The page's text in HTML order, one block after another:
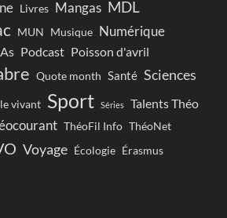
Livres Mangas MDL
MUN Musique Numérique
Podcast Poisson d'avril
Quote month Santé Sciences
vivant Sport Séries
Talents Théo
ThéoFil Info ThéoNet
Voyage Écologie Érasmus